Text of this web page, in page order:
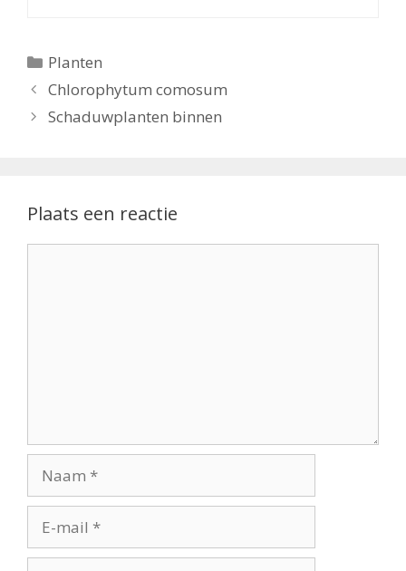
Categorieën
Planten
Chlorophytum comosum
Schaduwplanten binnen
Plaats een reactie
mail